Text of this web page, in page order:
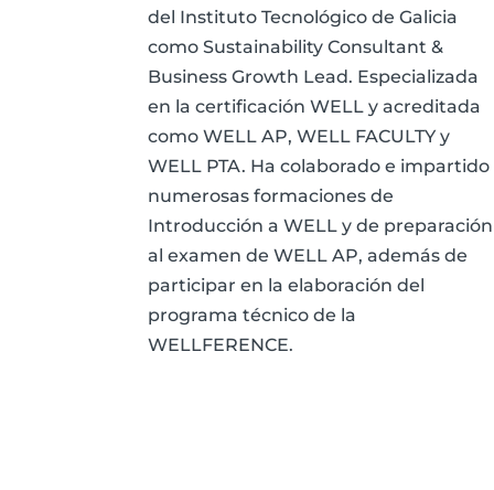
del Instituto Tecnológico de Galicia
como Sustainability Consultant &
Business Growth Lead. Especializada
en la certificación WELL y acreditada
como WELL AP, WELL FACULTY y
WELL PTA. Ha colaborado e impartido
numerosas formaciones de
Introducción a WELL y de preparación
al examen de WELL AP, además de
participar en la elaboración del
programa técnico de la
WELLFERENCE.